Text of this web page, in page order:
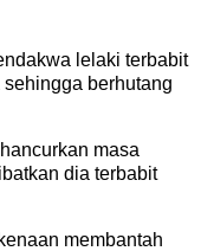
lelaki terbabit
berhutang
masa
dia terbabit
membantah